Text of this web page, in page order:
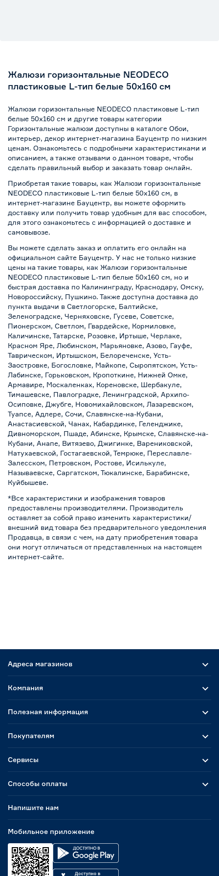
Жалюзи горизонтальные NEODECO
пластиковые L-тип белые 50х160 см
Жалюзи горизонтальные NEODECO пластиковые L-тип
белые 50х160 см и другие товары категории
Горизонтальные жалюзи доступны в каталоге Обои,
интерьер, декор интернет-магазина Бауцентр по низким
ценам. Ознакомьтесь с подробными характеристиками и
описанием, а также отзывами о данном товаре, чтобы
сделать правильный выбор и заказать товар онлайн.
Приобретая такие товары, как Жалюзи горизонтальные
NEODECO пластиковые L-тип белые 50х160 см, в
интернет-магазине Бауцентр, вы можете оформить
доставку или получить товар удобным для вас способом,
для этого ознакомьтесь с информацией о доставке и
самовывозе.
Вы можете сделать заказ и оплатить его онлайн на
официальном сайте Бауцентр. У нас не только низкие
цены на такие товары, как Жалюзи горизонтальные
NEODECO пластиковые L-тип белые 50х160 см, но и
быстрая доставка по Калининграду, Краснодару, Омску,
Новороссийску, Пушкино. Также доступна доставка до
пункта выдачи в Светлогорске, Балтийске,
Зеленоградске, Черняховске, Гусеве, Советске,
Пионерском, Светлом, Гвардейске, Кормиловке,
Каличинске, Татарске, Розовке, Иртыше, Черлаке,
Красном Яре, Любинском, Марьяновке, Азово, Гауфе,
Таврическом, Иртышском, Белореченске, Усть-
Заостровке, Богословке, Майкопе, Сыропятском, Усть-
Лабинске, Горьковском, Кропоткине, Нижней Омке,
Армавире, Москаленках, Кореновске, Шербакуле,
Тимашевске, Павлоградке, Ленинградской, Архипо-
Осиповке, Джубге, Новомихайловском, Лазаревском,
Туапсе, Адлере, Сочи, Славянске-на-Кубани,
Анастасиевской, Чанах, Кабардинке, Геленджике,
Дивноморском, Пшаде, Абинске, Крымске, Славянске-на-
Кубани, Анапе, Витязево, Джигинке, Варениковской,
Натухаевской, Гостагаевской, Темрюке, Переславле-
Залесском, Петровском, Ростове, Исилькуле,
Называевске, Саргатском, Тюкалинске, Барабинске,
Куйбышеве.
*Все характеристики и изображения товаров
предоставлены производителями. Производитель
оставляет за собой право изменить характеристики/
внешний вид товара без предварительного уведомления
Продавца, в связи с чем, на дату приобретения товара
они могут отличаться от представленных на настоящем
интернет-сайте.
Адреса магазинов
Способы оплаты
Мобильное приложение
Компания
Полезная информация
Покупателям
Сервисы
Напишите нам